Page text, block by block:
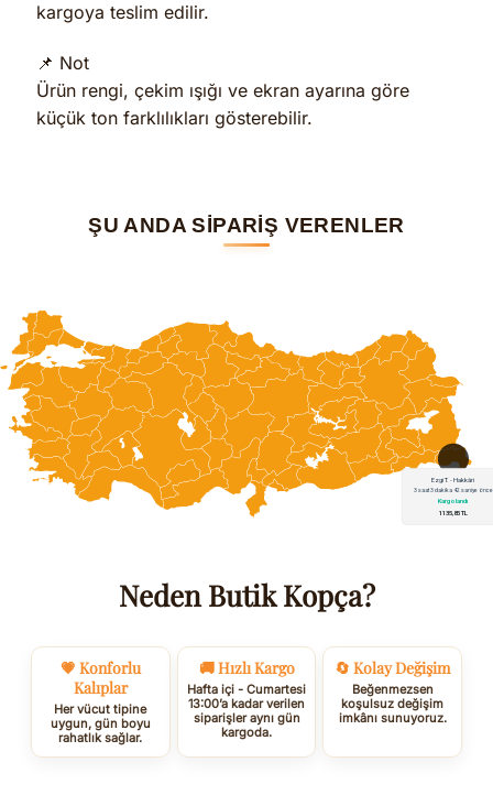
kargoya teslim edilir.
📌 Not
Ürün rengi, çekim ışığı ve ekran ayarına göre
küçük ton farklılıkları gösterebilir.
ŞU ANDA SİPARİŞ VERENLER
Neden Butik Kopça?
💗 Konforlu
Kalıplar
Her vücut tipine
uygun, gün boyu
rahatlık sağlar.
🚚 Hızlı Kargo
Hafta içi - Cumartesi
13:00’a kadar verilen
siparişler aynı gün
kargoda.
🔄 Kolay Değişim
Beğenmezsen
koşulsuz değişim
imkânı sunuyoruz.